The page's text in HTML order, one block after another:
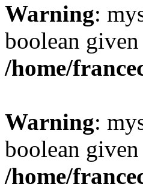
Warning:
boolean
/home/
Warning:
boolean
/home/